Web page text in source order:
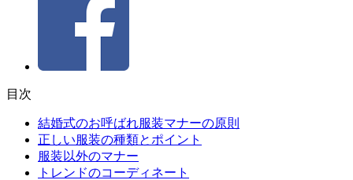
目次
結婚式のお呼ばれ服装マナーの原則
正しい服装の種類とポイント
服装以外のマナー
トレンドのコーディネート